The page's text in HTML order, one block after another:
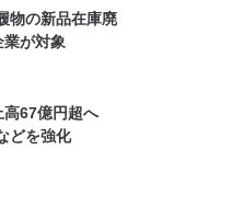
物の新品在庫廃
が対象
高67億円超へ
どを強化